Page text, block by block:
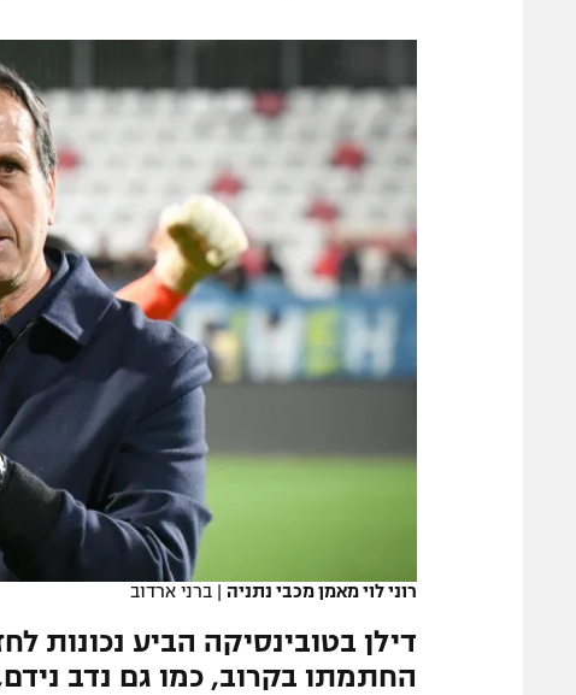
תקנון עבור פעילות אלקטרה
תקנון עבור פעילות ספורט 1 – "מרלן"
תנאי שימוש
מדיניות פרטיות
תקנון פעילות ספורט 1
רשיון להקרנה פומבית לבית עסק
הפועל תל
הפועל
הפועל
מכבי
בני יהודה
רוני לוי מאמן מכבי נתניה | ברני ארדוב
דילן בטובינסיקה הביע נכונות
החתמתו בקרוב, כמו גם נדב